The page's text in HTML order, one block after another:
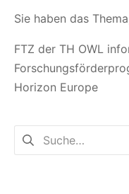
Sie haben das
FTZ der TH OWL
Horizon Europe
Suchen
nach: